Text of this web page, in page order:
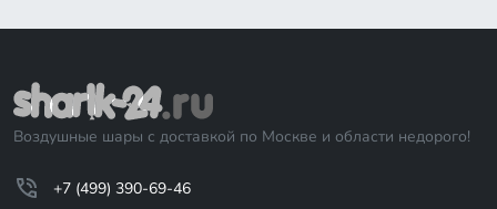
Воздушные шары с доставкой по Москве и области недорого!
+7 (499) 390-69-46